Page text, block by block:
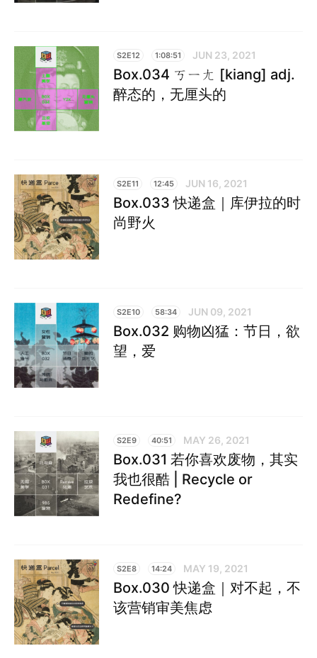
S2E12 1:08:51 JUN 23, 2021
Box.034 ㄎㄧㄤ [kiang] adj.
醉态的，无厘头的
S2E11 12:45 JUN 16, 2021
Box.033 快递盒｜库伊拉的时
尚野火
S2E10 58:34 JUN 09, 2021
Box.032 购物凶猛：节日，欲
望，爱
S2E9 40:51 MAY 26, 2021
Box.031 若你喜欢废物，其实
我也很酷 | Recycle or
Redefine?
S2E8 14:24 MAY 19, 2021
Box.030 快递盒｜对不起，不
该营销审美焦虑